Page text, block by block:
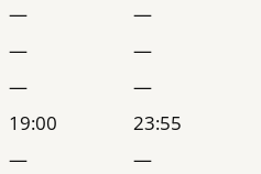
—
—
—
—
—
—
19:00
23:55
—
—